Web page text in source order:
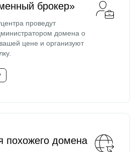
брокер»
проведут
домена о
цене и организуют
похожего домена